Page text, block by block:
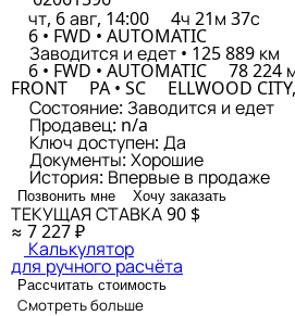
чт, 6 авг, 14:00
4ч 21м 37с
6 • FWD • AUTOMATIC
Заводится и едет • 125 889 км
6 • FWD • AUTOMATIC 78 224
FRONT PA • SC ELLWOOD
Состояние: Заводится и едет
Продавец: n/a
Ключ доступен: Да
Документы: Хорошие
История: Впервые в продаже
Позвонить мне Хочу заказать
ТЕКУЩАЯ СТАВКА90 $
≈ 7 227 ₽
Калькулятор
для ручного расчёта
Рассчитать стоимость
Смотреть больше